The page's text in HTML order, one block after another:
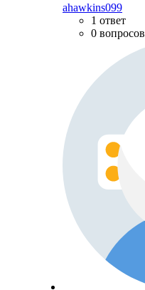
ahawkins099
1 ответ
0 вопросов